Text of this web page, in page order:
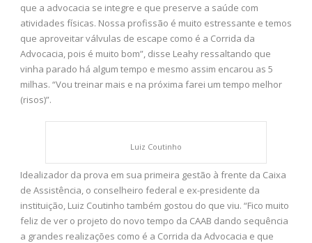
que a advocacia se integre e que preserve a saúde com
atividades físicas. Nossa profissão é muito estressante e temos
que aproveitar válvulas de escape como é a Corrida da
Advocacia, pois é muito bom”, disse Leahy ressaltando que
vinha parado há algum tempo e mesmo assim encarou as 5
milhas. “Vou treinar mais e na próxima farei um tempo melhor
(risos)”.
Luiz Coutinho
Idealizador da prova em sua primeira gestão à frente da Caixa
de Assistência, o conselheiro federal e ex-presidente da
instituição, Luiz Coutinho também gostou do que viu. “Fico muito
feliz de ver o projeto do novo tempo da CAAB dando sequência
a grandes realizações como é a Corrida da Advocacia e que